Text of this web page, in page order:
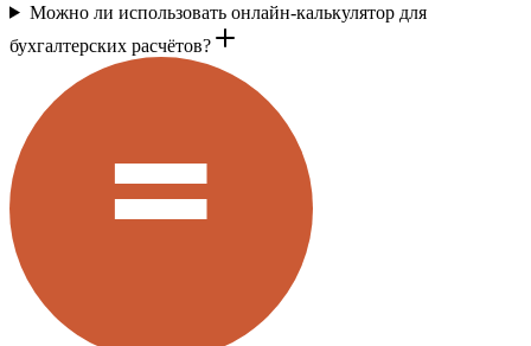
Можно ли использовать онлайн-калькулятор для
бухгалтерских расчётов?